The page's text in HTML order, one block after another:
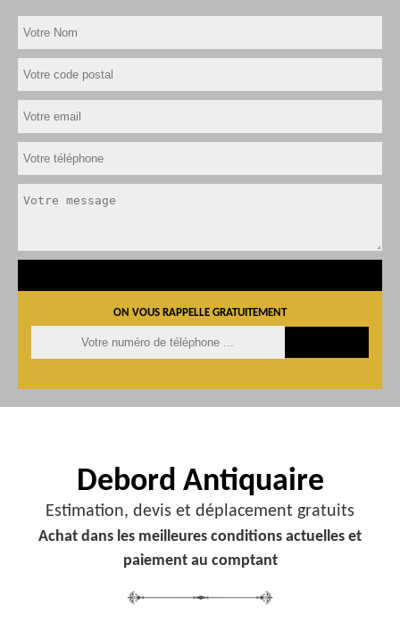
ON VOUS RAPPELLE GRATUITEMENT
Debord Antiquaire
Estimation, devis et déplacement gratuits
Achat dans les meilleures conditions actuelles et
paiement au comptant